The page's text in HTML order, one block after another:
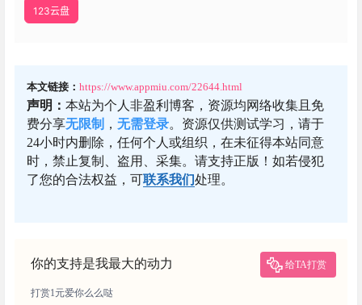
123云盘
本文链接： https://www.appmiu.com/22644.html
声明： 本站为个人非盈利博客，资源均网络收集且免
费分享无限制 ， 无需登录。资源仅供测试学习，请于
24小时内删除，任何个人或组织，在未征得本站同意
时，禁止复制、盗用、采集。请支持正版！如若侵犯
了您的合法权益，可联系我们处理。
你的支持是我最大的动力 给TA打赏
打赏1元爱你么么哒